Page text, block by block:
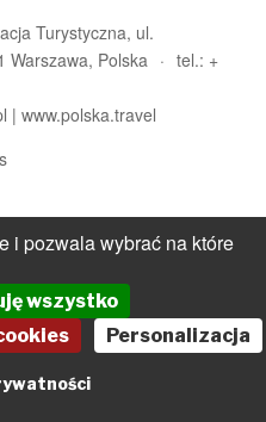
Turystyczna, ul.
Warszawa Polska
tel.: +
| www.polska.travel
i pozwala wybrać na które
wszystko
Personalizacja